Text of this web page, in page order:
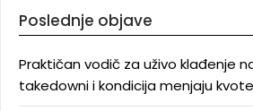
Poslednje objave
Praktičan vodič za uživo klađenje
takedowni i kondicija menjaju kvote